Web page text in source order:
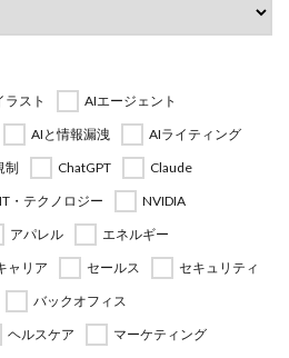
ラスト
AIエージェント
AIと情報漏洩
AIライティング
制 ChatGPT
Claude
IT・テクノロジー
NVIDIA
アパレル
エネルギー
ャリア セールス
セキュリティ
バックオフィス
ヘルスケア マーケティング